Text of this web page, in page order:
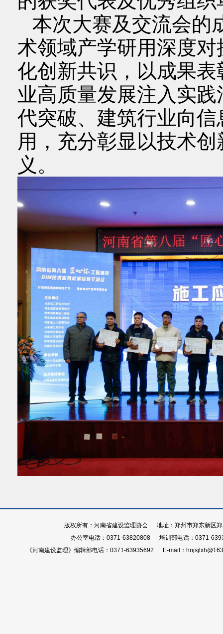
本次大赛及交流会的
术领域产学研用深度
化创新共识，以成果
业高质量发展注入实
代突破、建筑行业向
用，充分彰显以技术
义。
版权所有：河南省建设监理协会 地址：郑州市郑东新区
办公室电话：0371-63820808 培训部电话：0371-
《河南建设监理》编辑部电话：0371-63935692 E-mail：